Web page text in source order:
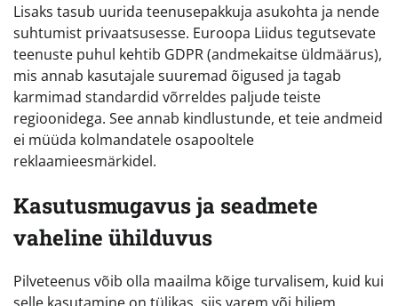
Lisaks tasub uurida teenusepakkuja asukohta ja nende
suhtumist privaatsusesse. Euroopa Liidus tegutsevate
teenuste puhul kehtib GDPR (andmekaitse üldmäärus),
mis annab kasutajale suuremad õigused ja tagab
karmimad standardid võrreldes paljude teiste
regioonidega. See annab kindlustunde, et teie andmeid
ei müüda kolmandatele osapooltele
reklaamieesmärkidel.
Kasutusmugavus ja seadmete
vaheline ühilduvus
Pilveteenus võib olla maailma kõige turvalisem, kuid kui